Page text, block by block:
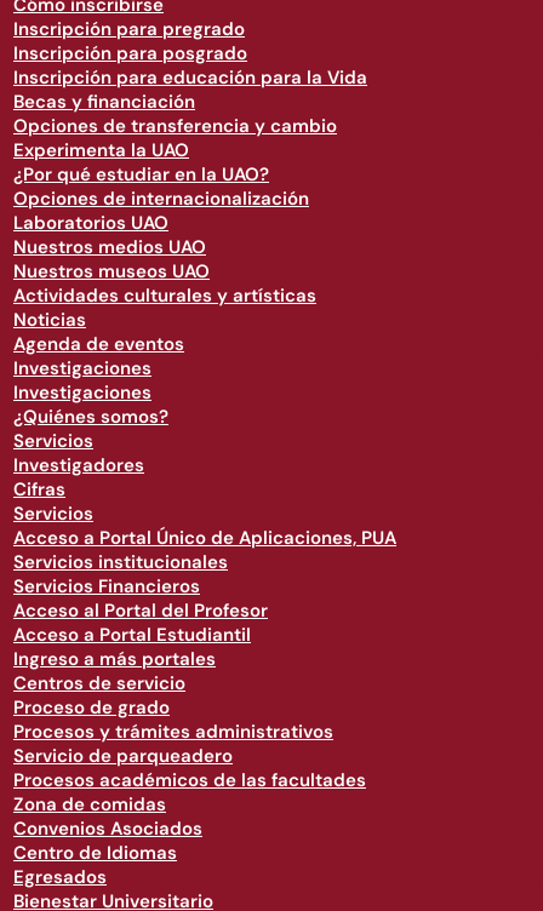
Cómo inscribirse
Inscripción para pregrado
Inscripción para posgrado
Inscripción para educación para la Vida
Becas y financiación
Opciones de transferencia y cambio
Experimenta la UAO
¿Por qué estudiar en la UAO?
Opciones de internacionalización
Laboratorios UAO
Nuestros medios UAO
Nuestros museos UAO
Actividades culturales y artísticas
Noticias
Agenda de eventos
Investigaciones
Investigaciones
¿Quiénes somos?
Servicios
Investigadores
Cifras
Servicios
Acceso a Portal Único de Aplicaciones, PUA
Servicios institucionales
Servicios Financieros
Acceso al Portal del Profesor
Acceso a Portal Estudiantil
Ingreso a más portales
Centros de servicio
Proceso de grado
Procesos y trámites administrativos
Servicio de parqueadero
Procesos académicos de las facultades
Zona de comidas
Convenios Asociados
Centro de Idiomas
Egresados
Bienestar Universitario